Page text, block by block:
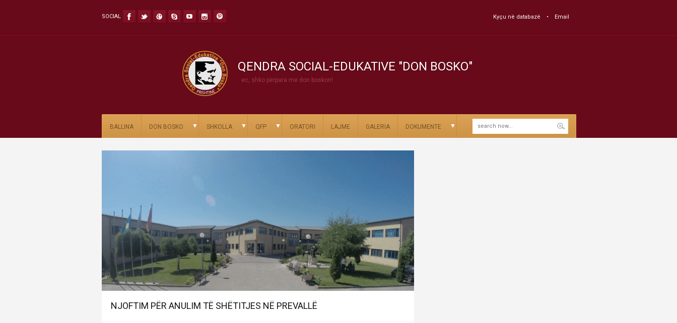
SOCIAL Kyçu në databazë Email
QENDRA SOCIAL-EDUKATIVE "DON BOSKO"
ec, shko përpara me don boskon!
BALLINA DON BOSKO ▼ SHKOLLA ▼ QFP ▼ ORATORI LAJME GALERIA DOKUMENTE ▼
NJOFTIM PËR ANULIM TË SHËTITJES NË PREVALLË